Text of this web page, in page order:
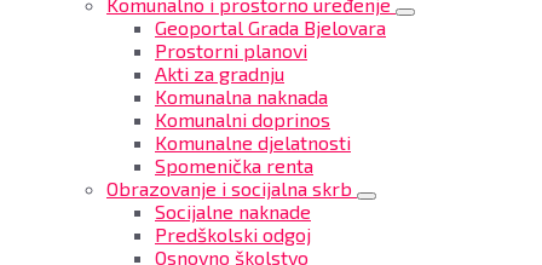
Geoportal Grada Bjelovara
Prostorni planovi
Akti za gradnju
Komunalna naknada
Komunalni doprinos
Komunalne djelatnosti
Spomenička renta
Obrazovanje i socijalna skrb
Socijalne naknade
Predškolski odgoj
Osnovno školstvo